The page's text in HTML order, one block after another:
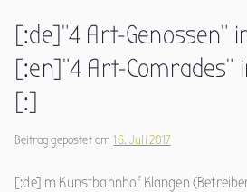
[:de]”4 Art-Genossen”
[:en]”4 Art-Comrades”
[:]
Beitrag gepostet am16. Juli 2017
[:de]Im Kunstbahnhof Klangen